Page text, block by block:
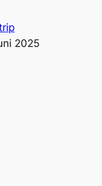
2025